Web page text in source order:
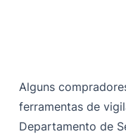
Alguns
ferramentas de
Departamento de